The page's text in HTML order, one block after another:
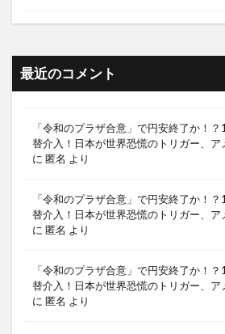
最近のコメント
「令和のプラザ合意」で円安終了か！
替介入！日本が世界恐慌のトリガー、ア
に 匿名 より
「令和のプラザ合意」で円安終了か！
替介入！日本が世界恐慌のトリガー、ア
に 匿名 より
「令和のプラザ合意」で円安終了か！
替介入！日本が世界恐慌のトリガー、ア
に 匿名 より